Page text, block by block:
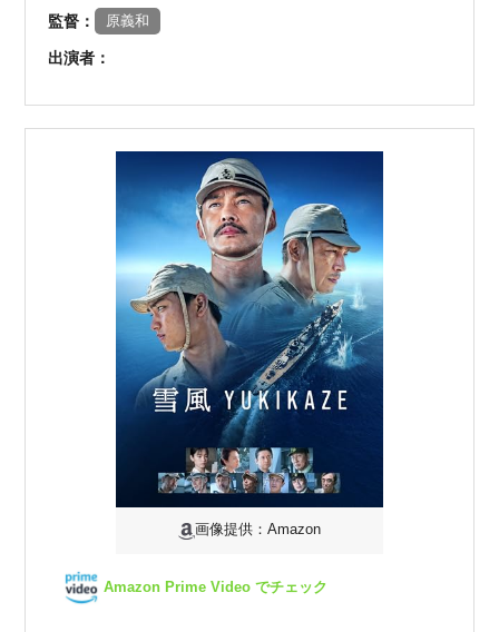
監督： 原義和
出演者：
画像提供：Amazon
Amazon Prime Video でチェック